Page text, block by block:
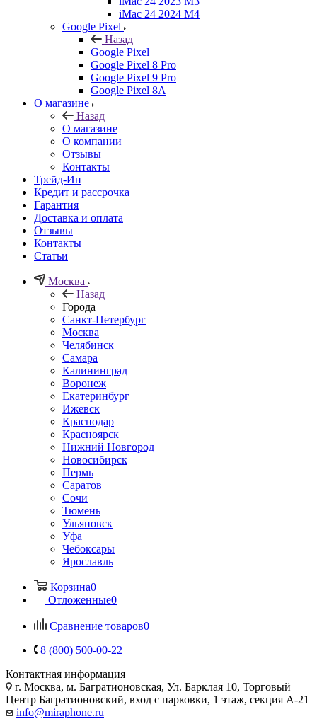
iMac 24 2024 M4
Google Pixel
Назад
Google Pixel
Google Pixel 8 Pro
Google Pixel 9 Pro
Google Pixel 8A
О магазине
Назад
О магазине
О компании
Отзывы
Контакты
Трейд-Ин
Кредит и рассрочка
Гарантия
Доставка и оплата
Отзывы
Контакты
Статьи
Москва
Назад
Города
Санкт-Петербург
Москва
Челябинск
Самара
Калининград
Воронеж
Екатеринбург
Ижевск
Краснодар
Красноярск
Нижний Новгород
Новосибирск
Пермь
Саратов
Сочи
Тюмень
Ульяновск
Уфа
Чебоксары
Ярославль
Корзина0
Отложенные0
Сравнение товаров0
8 (800) 500-00-22
Контактная информация
г. Москва, м. Багратионовская, Ул. Барклая 10, Торговый
Центр Багратионовский, вход с парковки, 1 этаж, секция А-21
info@miraphone.ru